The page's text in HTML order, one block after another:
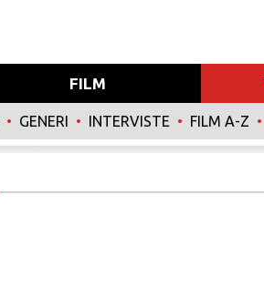
FILM
• GENERI • INTERVISTE • FILM A-Z •